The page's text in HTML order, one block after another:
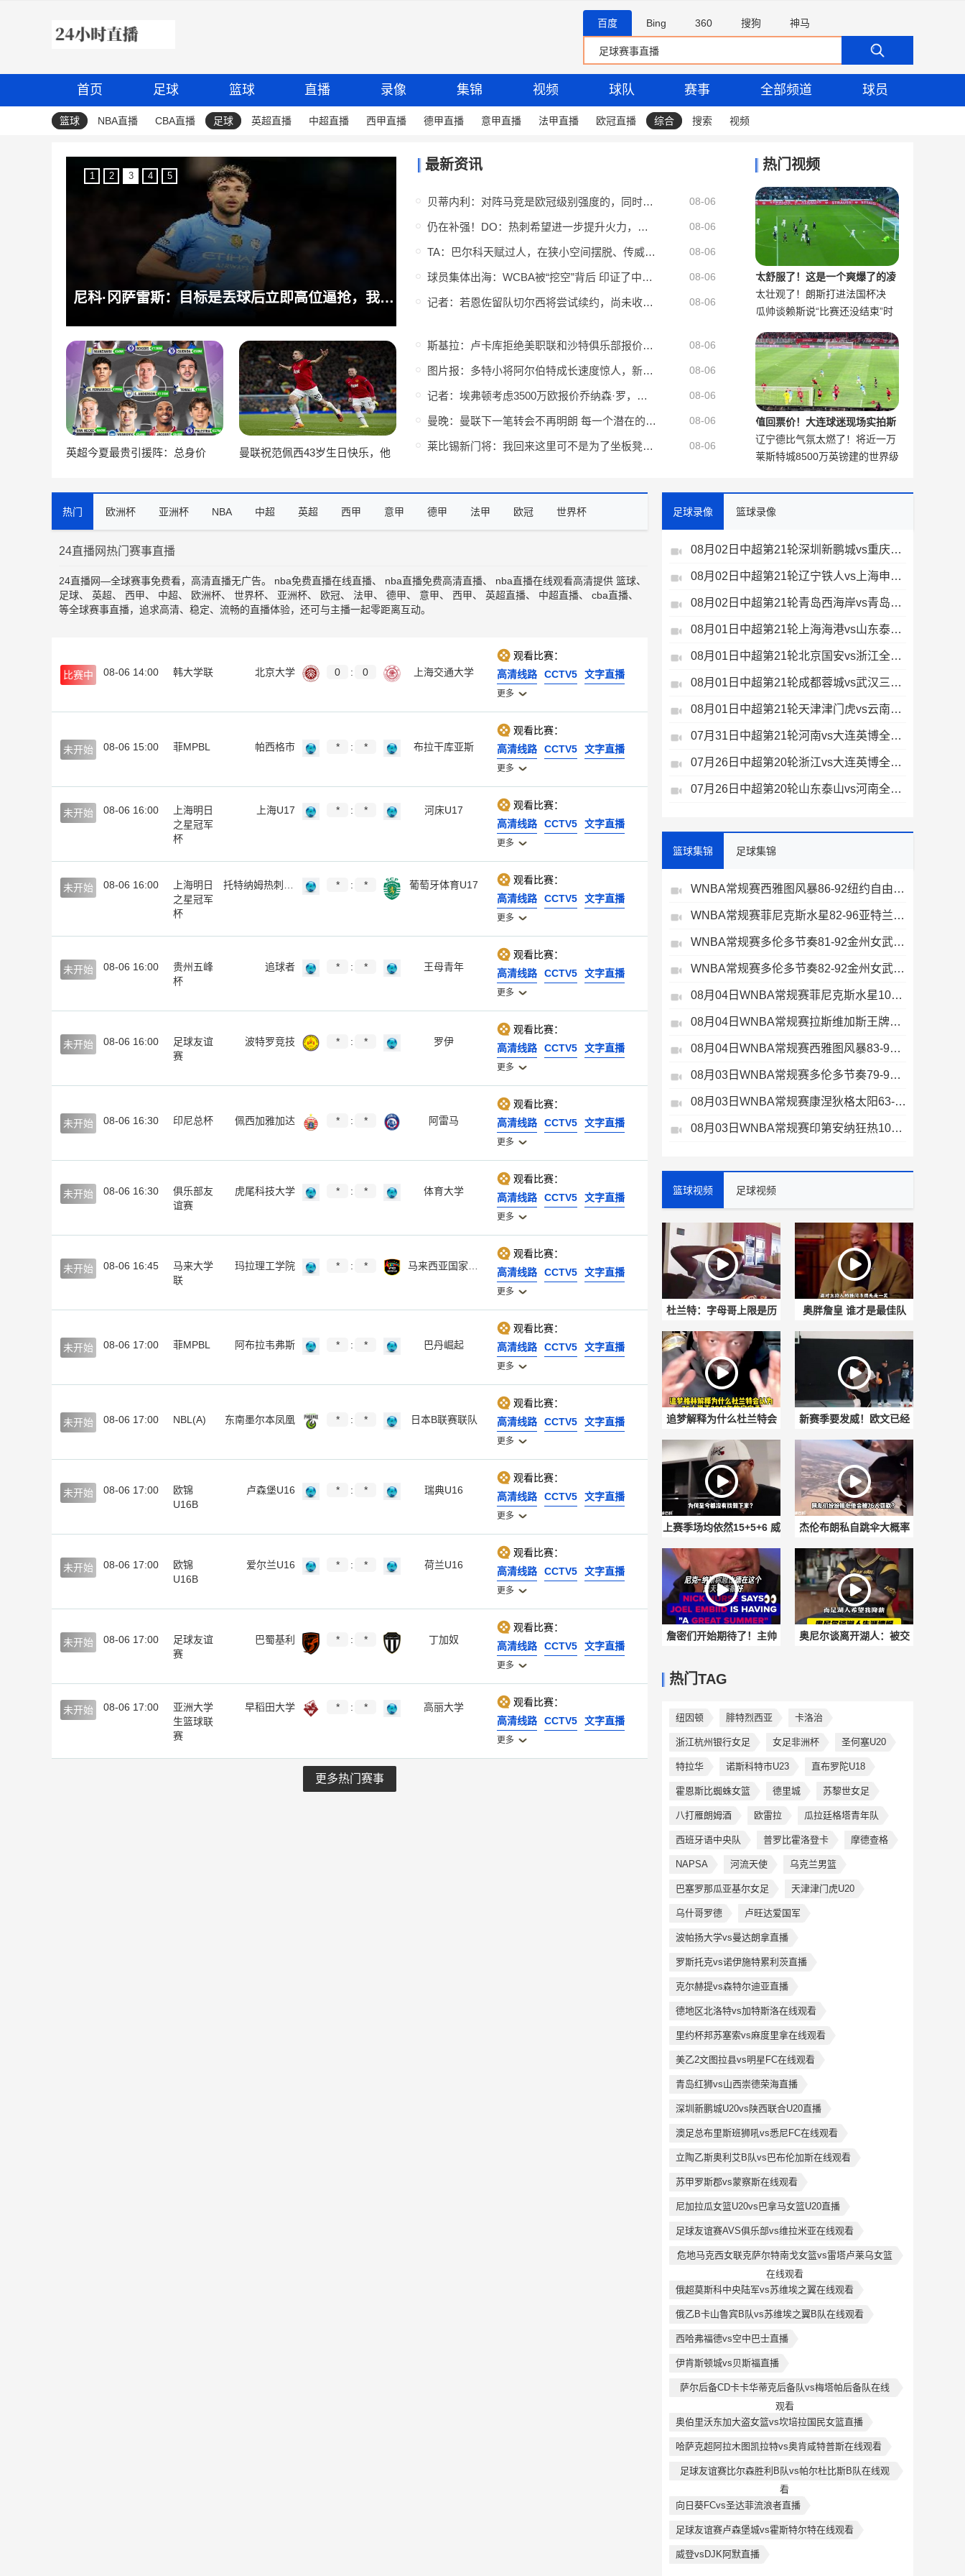
百度 Bing 360 搜狗 神马
首页 足球 篮球 直播 录像 集锦 视频 球队 赛事 全部频道 球员
篮球 NBA直播 CBA直播 足球 英超直播 中超直播 西甲直播 德甲直播 意甲直播 法甲直播 欧冠直播 综合 搜索 视频
尼科·冈萨雷斯：目标是丢球后立即高位逼抢，我们取得了明显成果 外媒：葡萄牙环保党呼吁将摩洛哥排除出2030世界杯举办国之外
1 2 3 4 5
英超今夏最贵引援阵：总身价
亿欧
曼联祝范佩西43岁生日快乐，他
最新资讯
贝蒂内利：对阵马竞是欧冠级别强度的，同时是演练多种战术的舞台 08-06
仍在补强！DO：热刺希望进一步提升火力，有意萨维尼奥、加克波 08-06
TA：巴尔科天赋过人，在狭小空间摆脱、传威胁球能力极其突出 08-06
球员集体出海：WCBA被“挖空”背后 印证了中国女篮联赛核心价值 08-06
记者：若恩佐留队切尔西将尝试续约，尚未收到任何报价 08-06
斯基拉：卢卡库拒绝美职联和沙特俱乐部报价，他想留在欧洲踢球 08-06
图片报：多特小将阿尔伯特成长速度惊人，新赛季被正式纳入一线队 08-06
记者：埃弗顿考虑3500万欧报价乔纳森·罗，此前3000万欧报价遭拒 08-06
曼晚：曼联下一笔转会不再明朗 每一个潜在的操作都暗藏隐患 08-06
莱比锡新门将：我回来这里可不是为了坐板凳，我要出场机会 08-06
热门视频
太舒服了！这是一个爽爆了的凌
空抽射合集
太壮观了！朗斯打进法国杯决
赛，球迷疯狂冲场庆祝
瓜帅谈赖斯说“比赛还没结束”时
说：我很喜欢，这是阿森纳的精
神
值回票价！大连球迷现场实拍斯
坦丘天外飞仙
辽宁德比气氛太燃了！将近一万
大连球迷现场助威
莱斯特城8500万英镑建的世界级
热门 欧洲杯 亚洲杯 NBA 中超 英超 西甲 意甲 德甲 法甲 欧冠 世界杯
24直播网热门赛事直播
24直播网—全球赛事免费看，高清直播无广告。 nba免费直播在线直播、 nba直播免费高清直播、 nba直播在线观看高清提供 篮球、
足球、 英超、 西甲、 中超、 欧洲杯、 世界杯、 亚洲杯、 欧冠、 法甲、 德甲、 意甲、 西甲、 英超直播、 中超直播、 cba直播、
等全球赛事直播，追求高清、稳定、流畅的直播体验，还可与主播一起零距离互动。
比赛中 08-06 14:00 韩大学联 北京大学 0 : 0 上海交通大学
观看比赛：
高清线路
CCTV5 文字直播
更多
未开始 08-06 15:00 菲MPBL 帕西格市 * : * 布拉干库亚斯
观看比赛：
高清线路
CCTV5 文字直播
更多
未开始 08-06 16:00
上海明日
之星冠军
杯
上海U17 * : * 河床U17
观看比赛：
高清线路
CCTV5 文字直播
更多
未开始 08-06 16:00
上海明日
之星冠军
杯
* : * 葡萄牙体育U17
观看比赛：
高清线路
CCTV5 文字直播
更多
未开始 08-06 16:00
贵州五峰
杯
追球者 * : * 王母青年
观看比赛：
高清线路
CCTV5 文字直播
更多
未开始 08-06 16:00
足球友谊
赛
波特罗竞技 * : * 罗伊
观看比赛：
高清线路
CCTV5 文字直播
更多
未开始 08-06 16:30 印尼总杯 佩西加雅加达 * : * 阿雷马
观看比赛：
高清线路
CCTV5 文字直播
更多
未开始 08-06 16:30
俱乐部友
谊赛
虎尾科技大学 * : * 体育大学
观看比赛：
高清线路
CCTV5 文字直播
更多
未开始 08-06 16:45
马来大学
联
玛拉理工学院 * : *
观看比赛：
高清线路
CCTV5 文字直播
更多
未开始 08-06 17:00 菲MPBL 阿布拉韦弗斯 * : * 巴丹崛起
观看比赛：
高清线路
CCTV5 文字直播
更多
未开始 08-06 17:00 NBL(A) 东南墨尔本凤凰 * : * 日本B联赛联队
观看比赛：
高清线路
CCTV5 文字直播
更多
未开始 08-06 17:00
欧锦
U16B
卢森堡U16 * : * 瑞典U16
观看比赛：
高清线路
CCTV5 文字直播
更多
未开始 08-06 17:00
欧锦
U16B
爱尔兰U16 * : * 荷兰U16
观看比赛：
高清线路
CCTV5 文字直播
更多
未开始 08-06 17:00
足球友谊
赛
巴蜀基利 * : * 丁加奴
观看比赛：
高清线路
CCTV5 文字直播
更多
未开始 08-06 17:00
亚洲大学
生篮球联
赛
早稻田大学 * : * 高丽大学
观看比赛：
高清线路
CCTV5 文字直播
更多
更多热门赛事
足球录像 篮球录像
08月02日中超第21轮深圳新鹏城vs重庆铜梁龙全场录像
08月02日中超第21轮辽宁铁人vs上海申花全场录像
08月02日中超第21轮青岛西海岸vs青岛海牛全场录像
08月01日中超第21轮上海海港vs山东泰山全场录像
08月01日中超第21轮北京国安vs浙江全场录像
08月01日中超第21轮成都蓉城vs武汉三镇全场录像
08月01日中超第21轮天津津门虎vs云南玉昆全场录像
07月31日中超第21轮河南vs大连英博全场录像
07月26日中超第20轮浙江vs大连英博全场录像
07月26日中超第20轮山东泰山vs河南全场录像
篮球集锦 足球集锦
WNBA常规赛西雅图风暴86-92纽约自由人全场集锦
WNBA常规赛菲尼克斯水星82-96亚特兰大梦想全场集锦
WNBA常规赛多伦多节奏81-92金州女武神全场集锦
WNBA常规赛多伦多节奏82-92金州女武神全场集锦
08月04日WNBA常规赛菲尼克斯水星106-101芝加哥天空全场集锦
08月04日WNBA常规赛拉斯维加斯王牌109-87亚特兰大梦想全场集锦
08月04日WNBA常规赛西雅图风暴83-95纽约自由人全场集锦
08月03日WNBA常规赛多伦多节奏79-96金州女武神全场集锦
08月03日WNBA常规赛康涅狄格太阳63-83达拉斯飞翼全场集锦
08月03日WNBA常规赛印第安纳狂热100-108明尼苏达山猫全场集锦
篮球视频 足球视频
杜兰特：字母哥上限是历
史最强球员 我确实喜欢看
他打球
奥胖詹皇 谁才是最佳队
友? 韦德：詹姆斯来时候
我已经出人头
追梦解释为什么杜兰特会
认为76人强于宇宙勇：典
型的得分相加
新赛季要发威！欧文已经
100%健康归来！单挑依旧
无解
上赛季场均依然15+5+6 威
少至今为何没有球队要
了？
杰伦布朗私自跳伞大概率
会被处罚！NBA为何禁止
球员玩高危运动
詹密们开始期待了！主帅
态很好！
奥尼尔谈离开湖人：被交
热门TAG
纽因顿 腓特烈西亚 卡洛治
浙江杭州银行女足 女足非洲杯 圣何塞U20
特拉华 诺斯科特市U23 直布罗陀U18
霍恩斯比蜘蛛女篮 德里城 苏黎世女足
八打雁朗姆酒 欧雷拉 瓜拉廷格塔青年队
西班牙语中央队 普罗比霍洛登卡 摩德查格
NAPSA 河流天使 乌克兰男篮
巴塞罗那瓜亚基尔女足 天津津门虎U20
乌什哥罗德 卢旺达爱国军
波帕扬大学vs曼达朗拿直播
罗斯托克vs诺伊施特累利茨直播
克尔赫提vs森特尔迪亚直播
德地区北洛特vs加特斯洛在线观看
里约杯邦苏塞索vs麻度里拿在线观看
美乙2文图拉县vs明星FC在线观看
青岛红狮vs山西崇德荣海直播
深圳新鹏城U20vs陕西联合U20直播
澳足总布里斯班狮吼vs悉尼FC在线观看
立陶乙斯奥利艾B队vs巴布伦加斯在线观看
苏甲罗斯郡vs蒙察斯在线观看
尼加拉瓜女篮U20vs巴拿马女篮U20直播
足球友谊赛AVS俱乐部vs维拉米亚在线观看
危地马克西女联克萨尔特南戈女篮vs雷塔卢莱乌女篮
在线观看
俄超莫斯科中央陆军vs苏维埃之翼在线观看
俄乙B卡山鲁宾B队vs苏维埃之翼B队在线观看
西哈弗福德vs空中巴士直播
伊肯斯顿城vs贝斯福直播
萨尔后备CD卡卡华蒂克后备队vs梅塔帕后备队在线
观看
奥伯里沃东加大盗女篮vs坎培拉国民女篮直播
哈萨克超阿拉木图凯拉特vs奥肯咸特普斯在线观看
足球友谊赛比尔森胜利B队vs帕尔杜比斯B队在线观
看
向日葵FCvs圣达菲流浪者直播
足球友谊赛卢森堡城vs霍斯特尔特在线观看
威登vsDJK阿默直播